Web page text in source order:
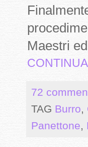
Maestri
72
TAG Burro,
Panettone,